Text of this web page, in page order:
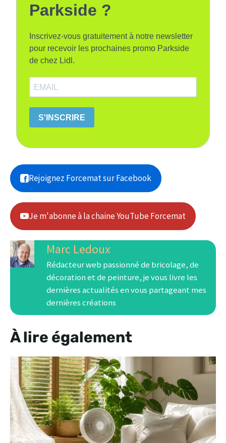
Parkside ?
Inscrivez-vous gratuitement à notre newsletter
pour recevoir les prochaines promo Parkside
de chez Lidl.
S'INSCRIRE
Rejoignez Forcemat sur Facebook
Je m'abonne à la chaine YouTube Forcemat
Marc Ledoux
Rédacteur web passionné de bricolage, de
décoration et de peinture, je vous livre les
dernières actualités en vous partageant mes
dernières créations
À lire également